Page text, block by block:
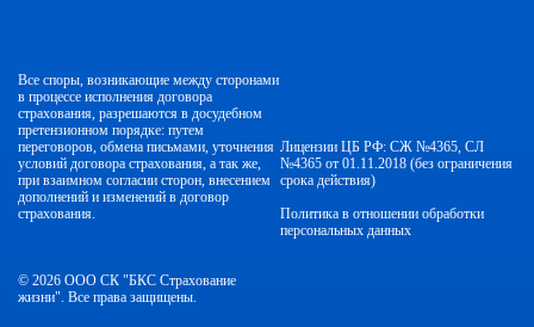
Все споры, возникающие между сторонами
в процессе исполнения договора
страхования, разрешаются в досудебном
претензионном порядке: путем
переговоров, обмена письмами, уточнения
условий договора страхования, а так же,
при взаимном согласии сторон, внесением
дополнений и изменений в договор
страхования.
© 2026 ООО СК "БКС Страхование
жизни". Все права защищены.
Лицензии ЦБ РФ: СЖ №4365, СЛ
№4365 от 01.11.2018 (без ограничения
срока действия)
Политика в отношении обработки
персональных данных